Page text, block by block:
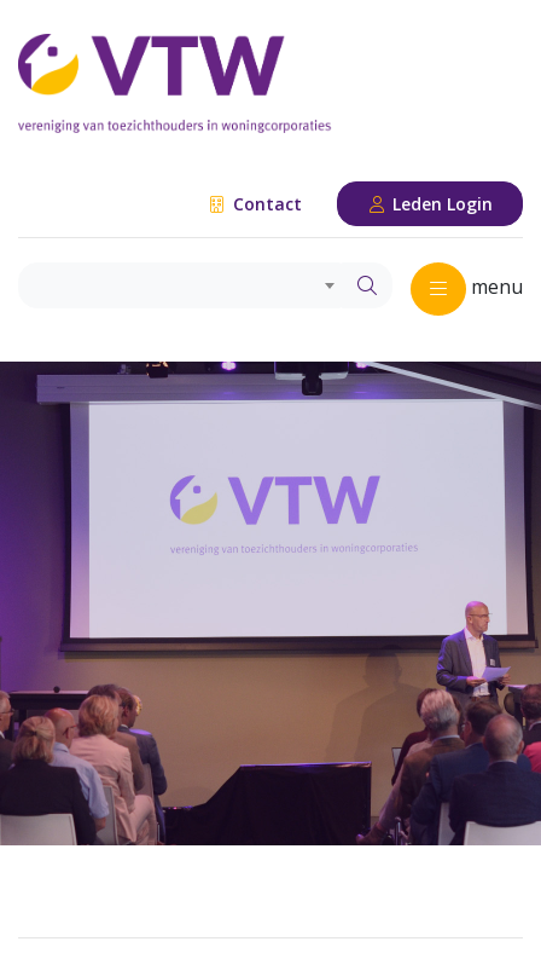
Contact Leden Login
menu